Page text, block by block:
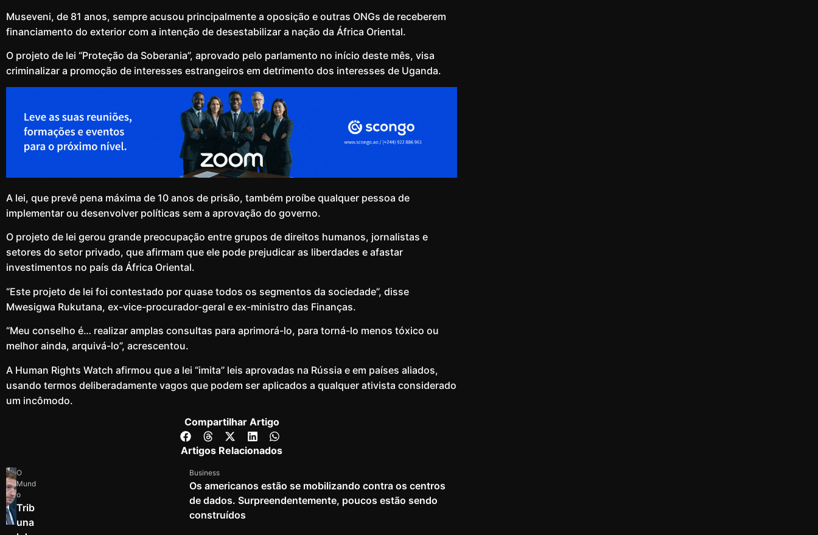
Museveni, de 81 anos, sempre acusou principalmente a oposição e outras ONGs de receberem
financiamento do exterior com a intenção de desestabilizar a nação da África Oriental.
O projeto de lei “Proteção da Soberania”, aprovado pelo parlamento no início deste mês, visa
criminalizar a promoção de interesses estrangeiros em detrimento dos interesses de Uganda.
A lei, que prevê pena máxima de 10 anos de prisão, também proíbe qualquer pessoa de
implementar ou desenvolver políticas sem a aprovação do governo.
O projeto de lei gerou grande preocupação entre grupos de direitos humanos, jornalistas e
setores do setor privado, que afirmam que ele pode prejudicar as liberdades e afastar
investimentos no país da África Oriental.
“Este projeto de lei foi contestado por quase todos os segmentos da sociedade”, disse
Mwesigwa Rukutana, ex-vice-procurador-geral e ex-ministro das Finanças.
“Meu conselho é… realizar amplas consultas para aprimorá-lo, para torná-lo menos tóxico ou
melhor ainda, arquivá-lo”, acrescentou.
A Human Rights Watch afirmou que a lei “imita” leis aprovadas na Rússia e em países aliados,
usando termos deliberadamente vagos que podem ser aplicados a qualquer ativista considerado
um incômodo.
Compartilhar Artigo
Artigos Relacionados
O
Mund
o
Trib
una
Business
Os americanos estão se mobilizando contra os centros
de dados. Surpreendentemente, poucos estão sendo
construídos